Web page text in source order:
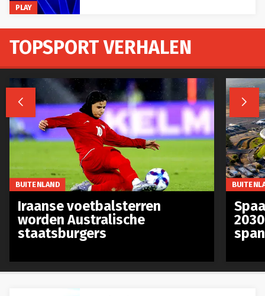
PLAY
TOPSPORT VERHALEN
 
BUITENLAND
Iraanse voetbalsterren
worden Australische
staatsburgers